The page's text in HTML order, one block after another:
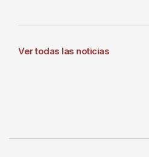
Ver todas las noticias